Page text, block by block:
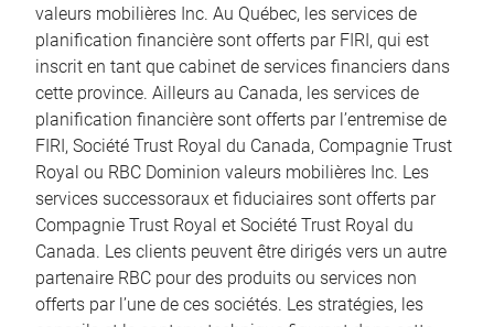
valeurs mobilières Inc. Au Québec, les services de
planification financière sont offerts par FIRI, qui est
inscrit en tant que cabinet de services financiers dans
cette province. Ailleurs au Canada, les services de
planification financière sont offerts par l’entremise de
FIRI, Société Trust Royal du Canada, Compagnie Trust
Royal ou RBC Dominion valeurs mobilières Inc. Les
services successoraux et fiduciaires sont offerts par
Compagnie Trust Royal et Société Trust Royal du
Canada. Les clients peuvent être dirigés vers un autre
partenaire RBC pour des produits ou services non
offerts par l’une de ces sociétés. Les stratégies, les